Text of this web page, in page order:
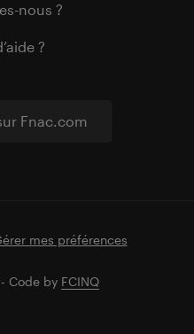
Fnac.com
nous ?
?
mes préférences
- Code by FCINQ